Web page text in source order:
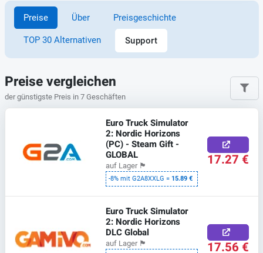
Preise Über Preisgeschichte
TOP 30 Alternativen Support
Preise vergleichen
der günstigste Preis in 7 Geschäften
Euro Truck Simulator
2: Nordic Horizons
(PC) - Steam Gift -
GLOBAL
auf Lager 🏴
-8% mit G2A8XXLG =15.89 €
17.27 €
Euro Truck Simulator
2: Nordic Horizons
DLC Global
auf Lager 🏴 17.56 €